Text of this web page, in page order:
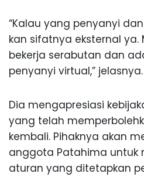
“Kalau yang penyanyi
kan sifatnya eksternal ya.
bekerja serabutan dan
penyanyi virtual,” jelasnya.
Dia mengapresiasi
yang telah
kembali. Pihaknya akan
anggota Patahima untuk
aturan yang ditetapkan